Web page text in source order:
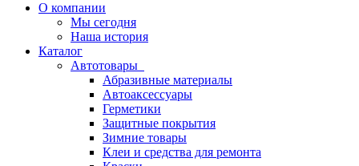
О компании
Мы сегодня
Наша история
Каталог
Автотовары
Абразивные материалы
Автоаксессуары
Герметики
Защитные покрытия
Зимние товары
Клеи и средства для ремонта